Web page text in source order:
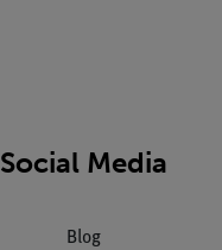
Social Media
Blog